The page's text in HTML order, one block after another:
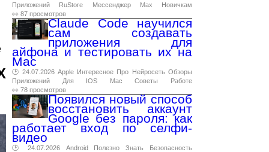
Приложений
RuStore Мессенджер Max
Новичкам
👀 87 просмотров
Claude Code научился
сам создавать
приложения для
айфона и тестировать их на
Mac
🕑 24.07.2026 Apple Интересное Про Нейросеть Обзоры
Приложений
Для IOS Mac Советы
Работе
👀 78 просмотров
Появился новый способ
восстановить аккаунт
Google без пароля: как
работает вход по селфи-
видео
🕑 24.07.2026 Android Полезно Знать
Безопасность